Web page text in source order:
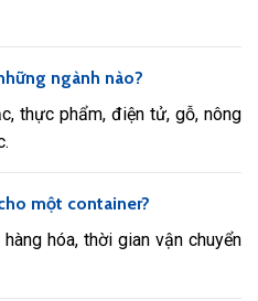
ngành nào?
thực phẩm, điện tử, gỗ, nông
một container?
hóa, thời gian vận chuyển